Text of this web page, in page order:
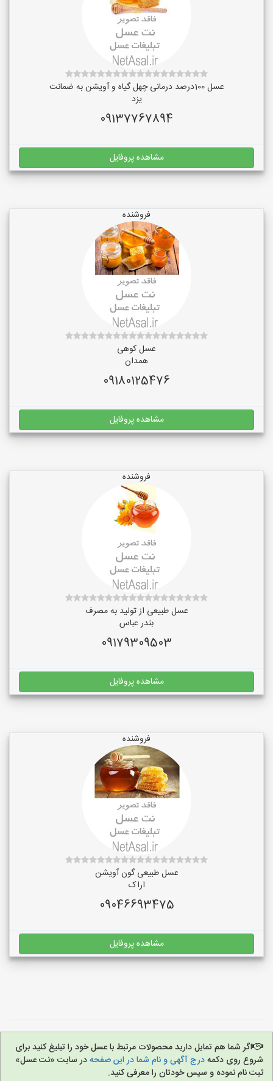
عسل 100درصد درمانی چهل گیاه و آویشن به ضمانت
یزد
09137767894
مشاهده پروفایل
فروشنده
عسل کوهی
همدان
09180125476
مشاهده پروفایل
فروشنده
عسل طبیعی از تولید به مصرف
بندر عباس
09179309503
مشاهده پروفایل
فروشنده
عسل طبیعی گون آویشن
اراک
09046693475
مشاهده پروفایل
اگر شما هم تمایل دارید محصولات مرتبط با عسل خود را تبلیغ کنید برای
شروع روی دکمهدرج آگهی و نام شما در این صفحهدر سایت «نت عسل»
ثبت نام نموده و سپس خودتان را معرفی کنید.